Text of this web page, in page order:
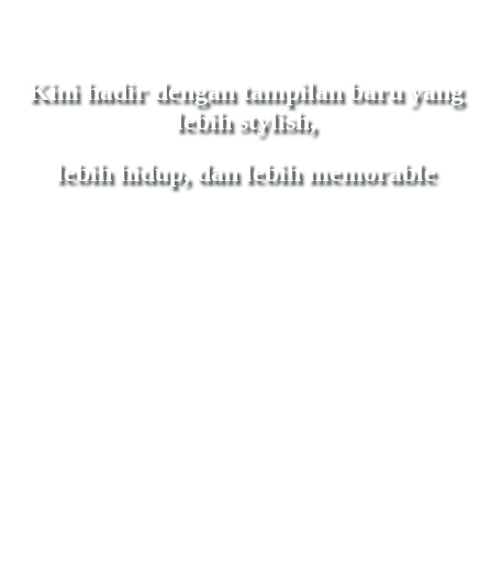
Kini hadir dengan tampilan baru yang
lebih stylish,
lebih hidup, dan lebih memorable